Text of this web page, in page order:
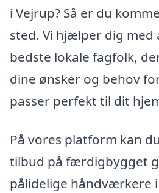
i Vejrup? Så er du
sted. Vi hjælper dig med
bedste lokale fagfolk,
dine ønsker og behov
passer perfekt til dit
På vores platform kan
tilbud på færdigbygget
pålidelige håndværkere